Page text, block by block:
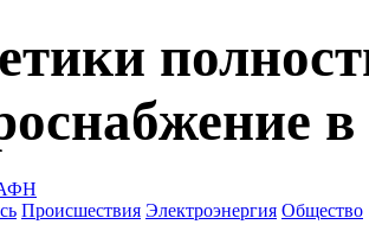
Происшествия Электроэнергия Общество